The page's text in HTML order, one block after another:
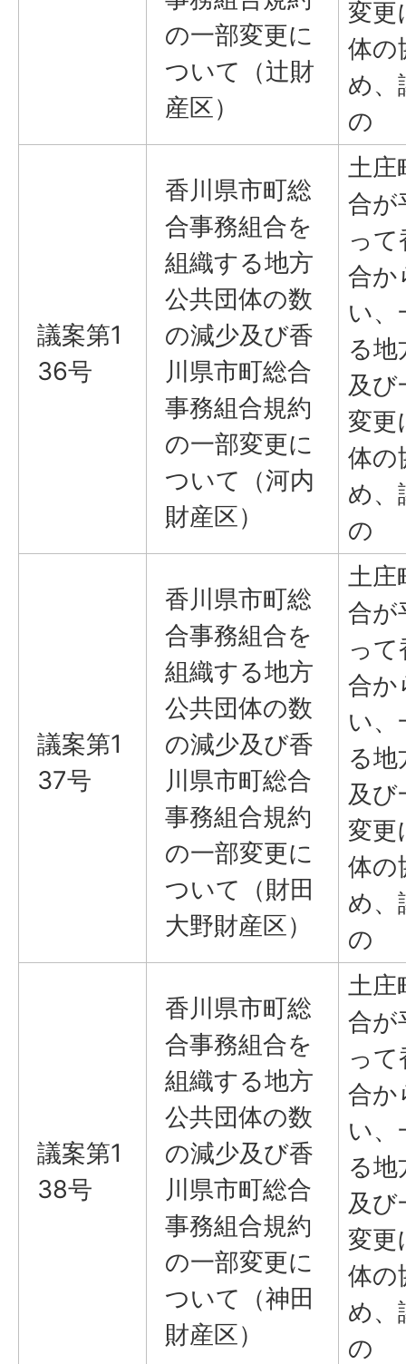
の一部変更に
ついて（辻財
産区）
変更
体の
め、
の
議案第1
36号
香川県市町総
合事務組合を
組織する地方
公共団体の数
の減少及び香
川県市町総合
事務組合規約
の一部変更に
ついて（河内
財産区）
土庄
合が
っ
合か
い、
る地
及び
変更
体の
め、
の
議案第1
37号
香川県市町総
合事務組合を
組織する地方
公共団体の数
の減少及び香
川県市町総合
事務組合規約
の一部変更に
ついて（財田
大野財産区）
土庄
合が
っ
合か
い、
る地
及び
変更
体の
め、
の
議案第1
38号
香川県市町総
合事務組合を
組織する地方
公共団体の数
の減少及び香
川県市町総合
事務組合規約
の一部変更に
ついて（神田
財産区）
土庄
合が
っ
合か
い、
る地
及び
変更
体の
め、
の